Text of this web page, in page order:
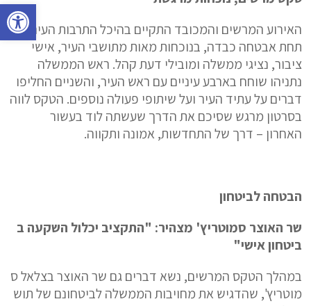
פתח סרגל נגישות
האירוע המרשים והמכובד התקיים בהיכל התרבות העירוני,
תחת אבטחה כבדה, בנוכחות מאות מתושבי העיר, אישי
ציבור, נציגי ממשלה ומובילי דעת קהל. ראש הממשלה
נתניהו שוחח בארבע עיניים עם ראש העיר, והשניים החליפו
דברים על עתיד העיר ועל שיתופי פעולה נוספים. הטקס לווה
בסרטון מרגש שסיכם את הדרך שעשתה לוד בעשור
האחרון – דרך של התחדשות, אמונה ותקווה.
הבטחה לביטחון
שר האוצר סמוטריץ' מצהיר: "התקציב יכלול השקעה ב
ביטחון אישי"
במהלך הטקס המרשים, נשא דברים גם שר האוצר בצלאל ס
מוטריץ', שהדגיש את מחויבות הממשלה לביטחונם של תוש